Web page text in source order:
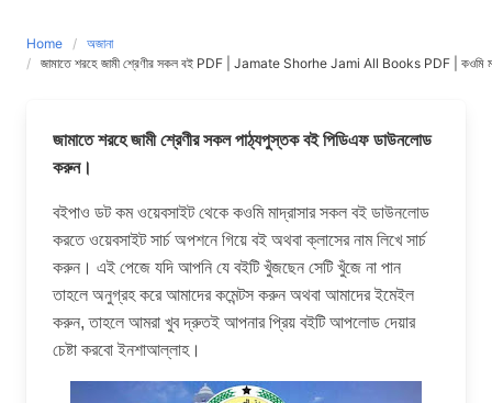
Home
অজানা
জামাতে শরহে জামী শ্রেণীর সকল বই PDF | Jamate Shorhe Jami All Books PDF | কওমি
জামাতে শরহে জামী শ্রেণীর সকল পাঠ্যপুস্তক বই পিডিএফ ডাউনলোড
করুন।
বইপাও ডট কম ওয়েবসাইট থেকে কওমি মাদ্রাসার সকল বই ডাউনলোড
করতে ওয়েবসাইট সার্চ অপশনে গিয়ে বই অথবা ক্লাসের নাম লিখে সার্চ
করুন। এই পেজে যদি আপনি যে বইটি খুঁজছেন সেটি খুঁজে না পান
তাহলে অনুগ্রহ করে আমাদের কমেন্টস করুন অথবা আমাদের ইমেইল
করুন, তাহলে আমরা খুব দ্রুতই আপনার প্রিয় বইটি আপলোড দেয়ার
চেষ্টা করবো ইনশাআল্লাহ।